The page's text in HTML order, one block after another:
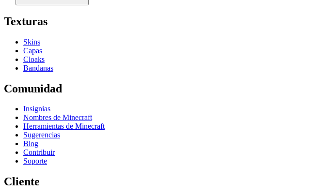
Texturas
Skins
Capas
Cloaks
Bandanas
Comunidad
Insignias
Nombres de Minecraft
Herramientas de Minecraft
Sugerencias
Blog
Contribuir
Soporte
Cliente